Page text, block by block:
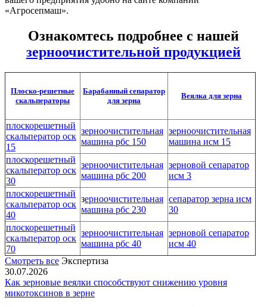
«Агросепмаш».
Ознакомтесь подробнее с нашей
зерноочистительной продукцией
Плоско-решетные
скальператоры
Барабанный сепаратор
для зерна
Веялка для зерна
плоскорешетный
скальператор оск
15
зерноочистительная
машина рбс 150
зерноочистительная
машина исм 15
плоскорешетный
скальператор оск
30
зерноочистительная
машина рбс 200
зерновой сепаратор
исм 3
плоскорешетный
скальператор оск
40
зерноочистительная
машина рбс 230
сепаратор зерна исм
30
плоскорешетный
скальператор оск
70
зерноочистительная
машина рбс 40
зерновой сепаратор
исм 40
Смотреть все Экспертиза
30.07.2026
Как зерновые веялки способствуют снижению уровня
микотоксинов в зерне